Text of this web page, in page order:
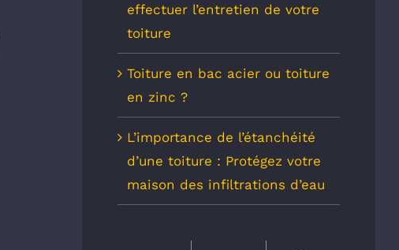
effectuer l’entretien de votre
toiture
Toiture en bac acier ou toiture
en zinc ?
L’importance de l’étanchéité
d’une toiture : Protégez votre
maison des infiltrations d’eau